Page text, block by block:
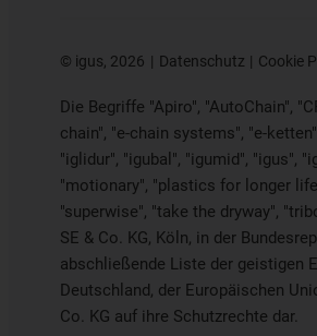
© igus, 2026 Datenschutz Cookie
Die Begriffe "Apiro", "AutoChain",
chain", "e-chain systems", "e-
"iglidur", "igubal", "igumid", "igus",
"motionary", "plastics for longer
"superwise", "take the dryway",
SE & Co. KG, Köln, in der
abschließende Liste der geistigen
Deutschland, der Europäischen
Co. KG auf ihre Schutzrechte dar.